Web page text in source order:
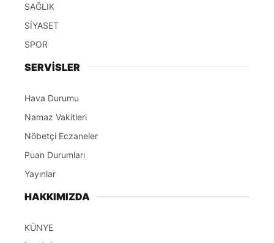
SAĞLIK
SİYASET
SPOR
SERVİSLER
Hava Durumu
Namaz Vakitleri
Nöbetçi Eczaneler
Puan Durumları
Yayınlar
HAKKIMIZDA
KÜNYE